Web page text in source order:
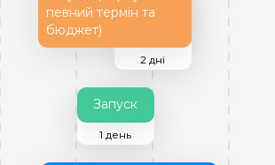
2 дні
1 день
певний термін та
бюджет)
Запуск